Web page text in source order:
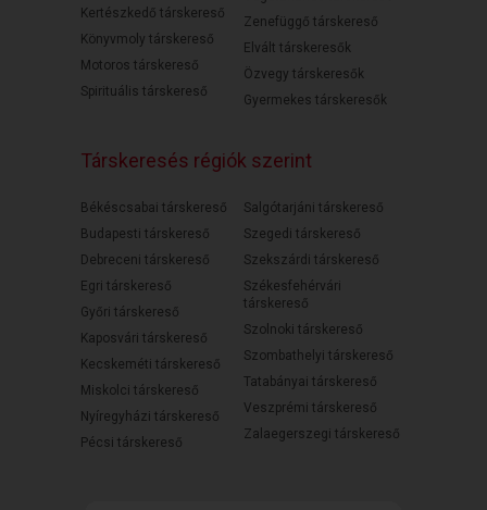
Kertészkedő társkereső
Könyvmoly társkereső
Motoros társkereső
Spirituális társkereső
Zenefüggő társkereső
Elvált társkeresők
Özvegy társkeresők
Gyermekes társkeresők
Társkeresés régiók szerint
Békéscsabai társkereső
Budapesti társkereső
Debreceni társkereső
Egri társkereső
Győri társkereső
Kaposvári társkereső
Kecskeméti társkereső
Miskolci társkereső
Nyíregyházi társkereső
Pécsi társkereső
Salgótarjáni társkereső
Szegedi társkereső
Szekszárdi társkereső
Székesfehérvári
társkereső
Szolnoki társkereső
Szombathelyi társkereső
Tatabányai társkereső
Veszprémi társkereső
Zalaegerszegi társkereső